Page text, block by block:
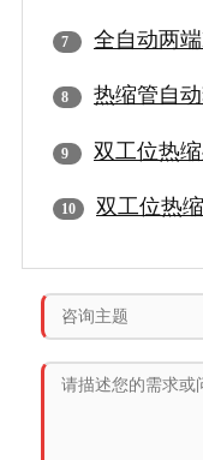
全自动两
热缩管自
双工位热
双工位热